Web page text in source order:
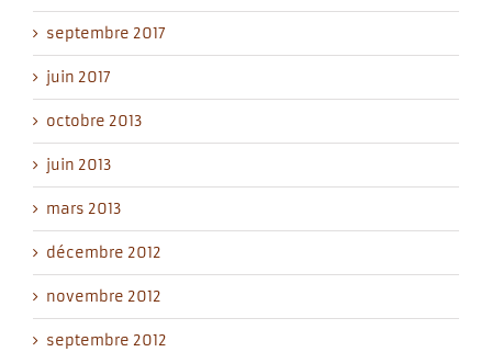
septembre 2017
juin 2017
octobre 2013
juin 2013
mars 2013
décembre 2012
novembre 2012
septembre 2012